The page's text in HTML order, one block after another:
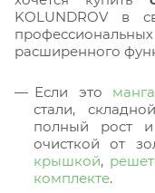
KOLUNDROV в
расширенного
Если это
стали,
полный рост
очисткой от
крышкой,
комплекте.